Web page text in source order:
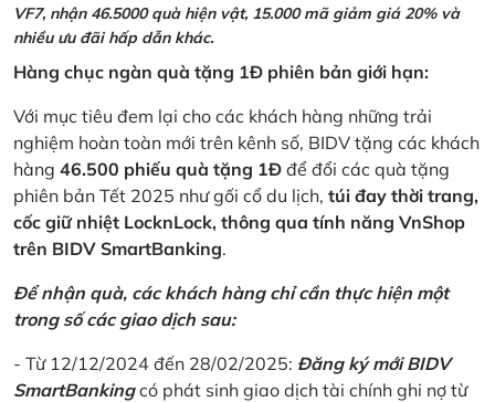
VF7, nhận 46.5000 quà hiện vật, 15.000 mã giảm giá 20% và
nhiều ưu đãi hấp dẫn khác.
Hàng chục ngàn quà tặng 1Đ phiên bản giới hạn:
Với mục tiêu đem lại cho các khách hàng những trải
nghiệm hoàn toàn mới trên kênh số, BIDV tặng các khách
hàng 46.500 phiếu quà tặng 1Đ để đổi các quà tặng
phiên bản Tết 2025 như gối cổ du lịch, túi đay thời trang,
cốc giữ nhiệt LocknLock, thông qua tính năng VnShop
trên BIDV SmartBanking.
Để nhận quà, các khách hàng chỉ cần thực hiện một
trong số các giao dịch sau:
- Từ 12/12/2024 đến 28/02/2025: Đăng ký mới BIDV
SmartBankingcó phát sinh giao dịch tài chính ghi nợ từ